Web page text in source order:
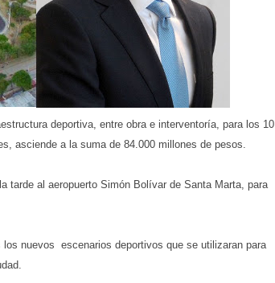
deportiva, entre obra e interventoría, para los 10
asciende a la suma de 84.000 millones de pesos.
tarde al aeropuerto Simón Bolívar de Santa Marta, para
nuevos escenarios deportivos que se utilizaran para